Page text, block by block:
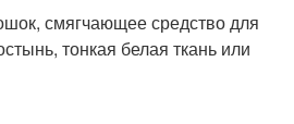
смягчающее средство для
тонкая белая ткань или